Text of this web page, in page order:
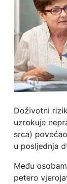
Doživotni
uzrokuje
srca)
u posljednja
Među
petero